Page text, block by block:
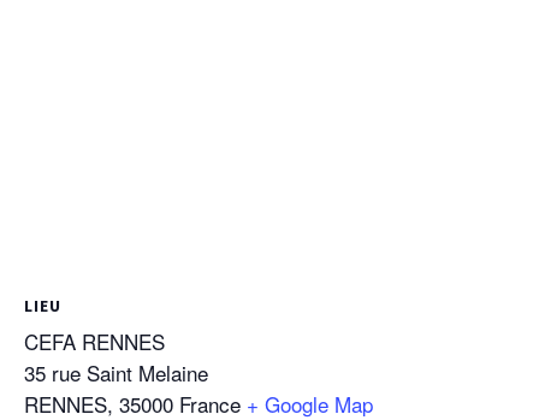
LIEU
CEFA RENNES
35 rue Saint Melaine
RENNES, 35000 France + Google Map